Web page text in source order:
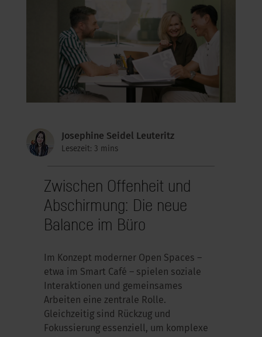
Josephine Seidel Leuteritz
Lesezeit: 3 mins
Zwischen Offenheit und
Abschirmung: Die neue
Balance im Büro
Im Konzept moderner Open Spaces –
etwa im Smart Café – spielen soziale
Interaktionen und gemeinsames
Arbeiten eine zentrale Rolle.
Gleichzeitig sind Rückzug und
Fokussierung essenziell, um komplexe